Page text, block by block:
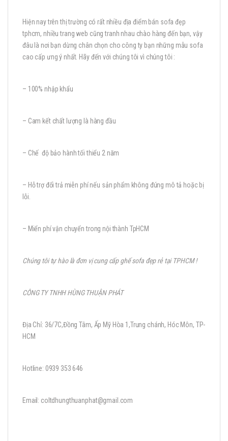
Hiện nay trên thị trường có rất nhiều địa điểm bán sofa đẹp
tphcm, nhiều trang web cũng tranh nhau chào hàng đến bạn, vậy
đâu là nơi bạn dừng chân chọn cho công ty bạn những mẫu sofa
cao cấp ưng ý nhất. Hãy đến với chúng tôi vì chúng tôi :
– 100% nhập khẩu
– Cam kết chất lượng là hàng đầu
– Chế độ bảo hành tối thiểu 2 năm
– Hỗ trợ đổi trả miễn phí nếu sản phẩm không đúng mô tả hoặc bị
lỗi.
– Miển phí vận chuyển trong nội thành TpHCM
Chúng tôi tự hào là đơn vị cung cấp ghế sofa đẹp rẻ tại TPHCM !
CÔNG TY TNHH HÙNG THUẬN PHÁT
Địa Chỉ: 36/7C,Đồng Tâm, Ấp Mỹ Hòa 1,Trung chánh, Hóc Môn, TP-
HCM
Hotline: 0939 353 646
Email: coltdhungthuanphat@gmail.com